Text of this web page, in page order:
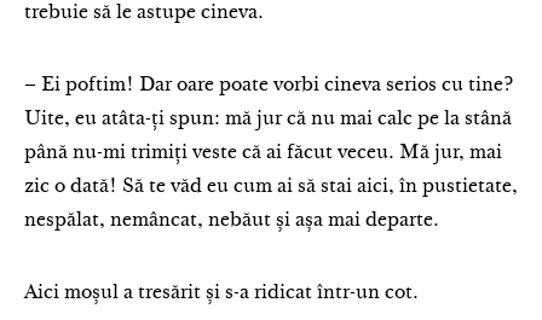
trebuie să le astupe cineva.
– Ei poftim! Dar oare poate vorbi cineva serios cu tine?
Uite, eu atâta-ți spun: mă jur că nu mai calc pe la stână
până nu-mi trimiți veste că ai făcut veceu. Mă jur, mai
zic o dată! Să te văd eu cum ai să stai aici, în pustietate,
nespălat, nemâncat, nebăut și așa mai departe.
Aici moșul a tresărit și s-a ridicat într-un cot.